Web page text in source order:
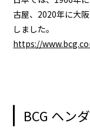
古屋、2020年に大
しました。
https://
BCG ヘン